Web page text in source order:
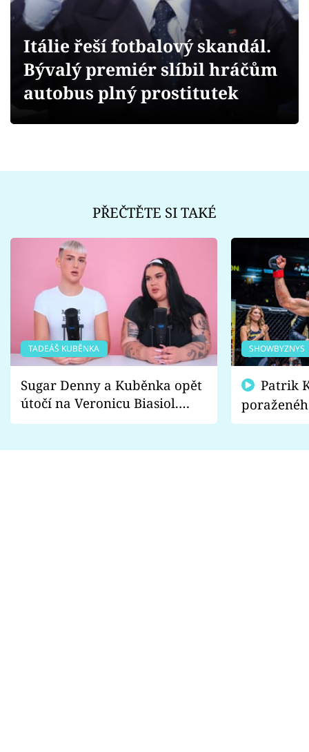
Videa
Sledujte prima+
Itálie řeší fotbalový skandál.
Bývalý premiér slíbil hráčům
autobus plný prostitutek
PŘEČTĚTE SI TAKÉ
TADEÁŠ KUBĚNKA
Sugar Denny a Kuběnka opět
útočí na Veronicu Biasiol.
Proč je podle nich falešná a
SHOWBYZNYS
fanoušci